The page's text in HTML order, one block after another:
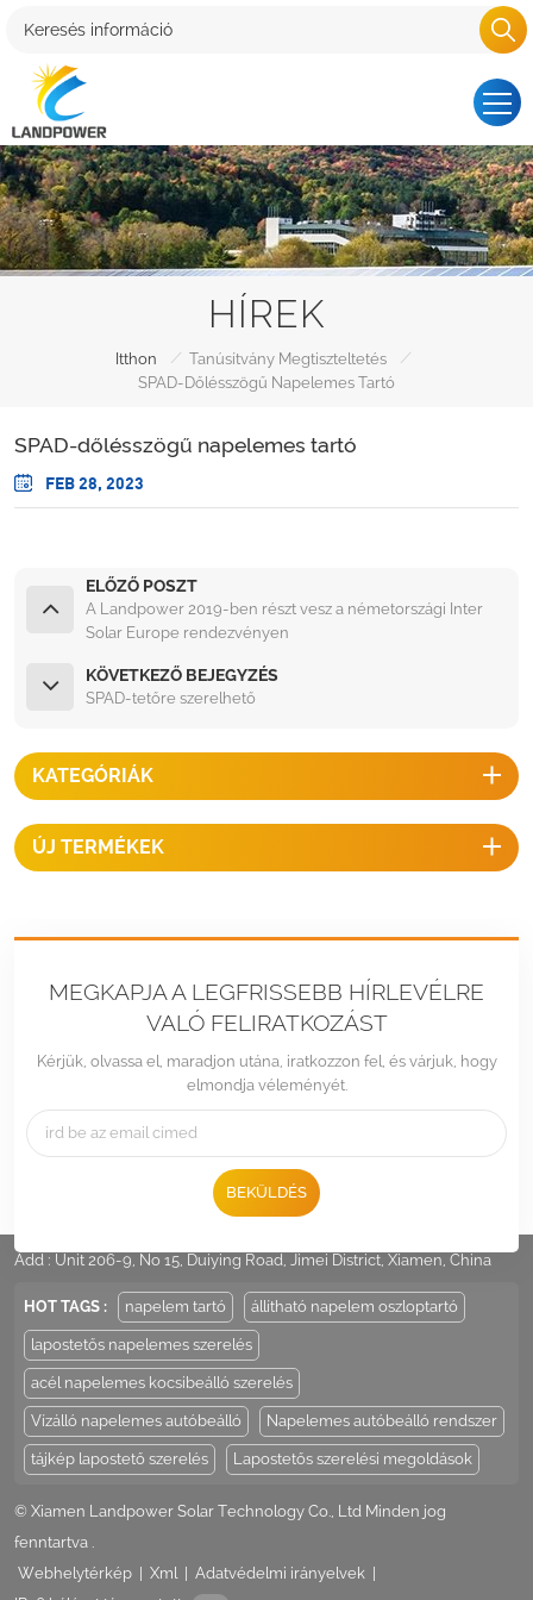
HÍREK
Itthon / Tanúsítvány Megtiszteltetés
/
SPAD-Dőlésszögű Napelemes Tartó
SPAD-dőlésszögű napelemes tartó
FEB 28, 2023
ELŐZŐ POSZT
A Landpower 2019-ben részt vesz a németországi Inter
Solar Europe rendezvényen
KÖVETKEZŐ BEJEGYZÉS
SPAD-tetőre szerelhető
KATEGÓRIÁK
ÚJ TERMÉKEK
MEGKAPJA A LEGFRISSEBB HÍRLEVÉLRE
VALÓ FELIRATKOZÁST
Kérjük, olvassa el, maradjon utána, iratkozzon fel, és várjuk, hogy
elmondja véleményét.
BEKÜLDÉS
Add : Unit 206-9, No 15, Duiying Road, Jimei District, Xiamen, China
HOT TAGS : napelem tartó állítható napelem oszloptartó
lapostetős napelemes szerelés
acél napelemes kocsibeálló szerelés
Vízálló napelemes autóbeálló Napelemes autóbeálló rendszer
tájkép lapostető szerelés Lapostetős szerelési megoldások
© Xiamen Landpower Solar Technology Co., Ltd Minden jog
fenntartva .
Webhelytérkép
Xml Adatvédelmi irányelvek